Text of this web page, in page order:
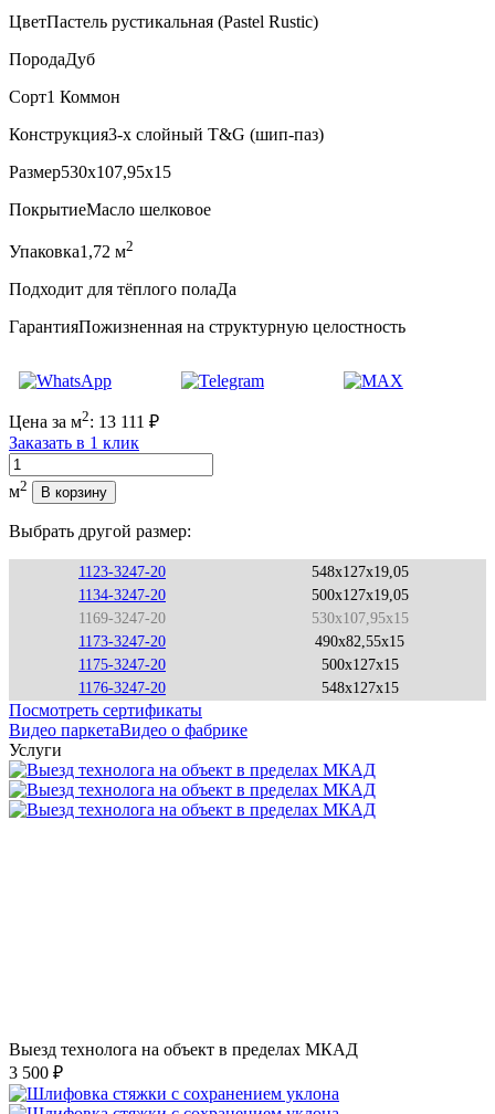
ЦветПастель рустикальная (Pastel Rustic)
ПородаДуб
Сорт1 Коммон
Конструкция3-х слойный T&G (шип-паз)
Размер530x107,95x15
ПокрытиеМасло шелковое
Упаковка1,72 м2
Подходит для тёплого полаДа
ГарантияПожизненная на структурную целостность
Цена за м2: 13 111 ₽
Заказать в 1 клик
Количество
м2 В корзину
Выбрать другой размер:
1123-3247-20
548x127x19,05
1134-3247-20
500x127x19,05
1169-3247-20
530x107,95x15
1173-3247-20
490x82,55x15
1175-3247-20
500x127x15
1176-3247-20
548x127x15
Посмотреть сертификаты
Видео паркетаВидео о фабрике
Услуги
Выезд технолога на объект в пределах МКАД
3 500 ₽